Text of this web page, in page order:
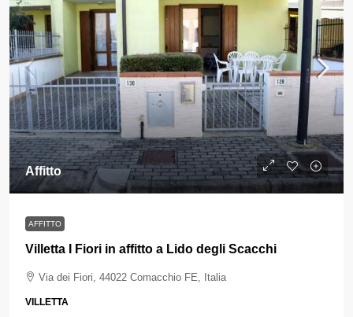
Affitto
AFFITTO
Villetta I Fiori in affitto a Lido degli Scacchi
Via dei Fiori, 44022 Comacchio FE, Italia
VILLETTA